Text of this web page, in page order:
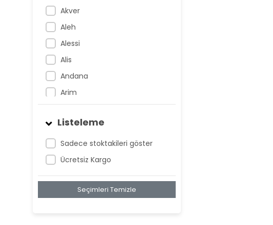
Akver
Aleh
Alessi
Alis
Andana
Arim
Atnis
Belan
Belay
Birta
Listeleme
Sadece stoktakileri göster
Ücretsiz Kargo
Seçimleri Temizle